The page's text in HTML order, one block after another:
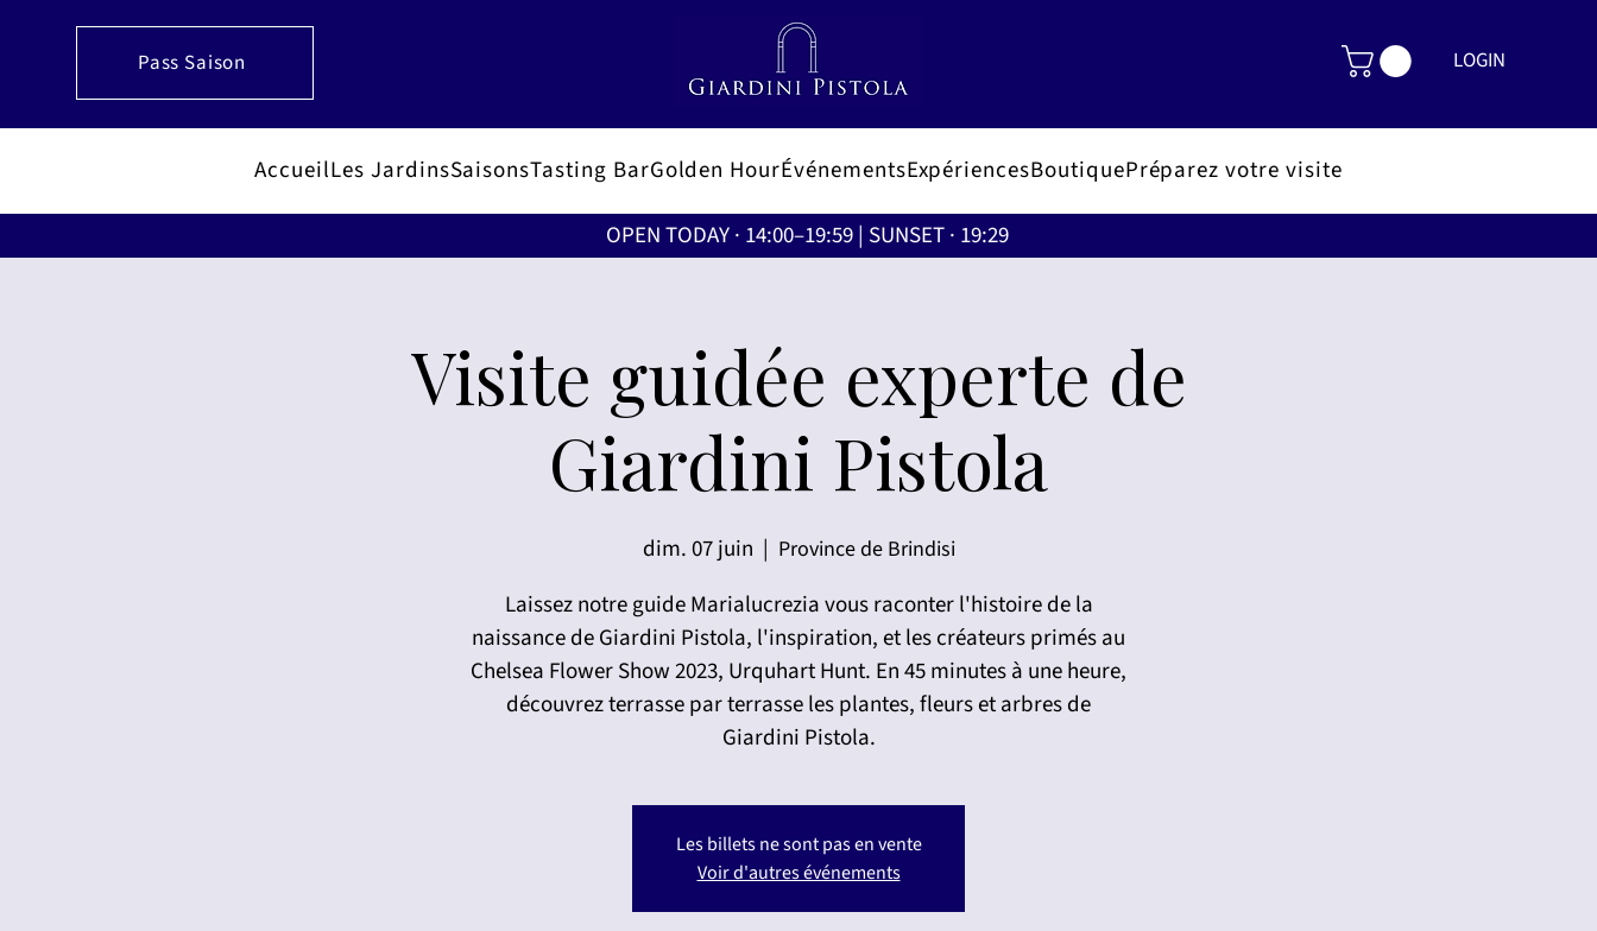
Pass Saison LOGIN
AccueilLes JardinsSaisonsTasting BarGolden HourÉvénementsExpériencesBoutiquePréparez votre visite
OPEN TODAY · 14:00–19:59 | SUNSET · 19:29
Visite guidée experte de
Giardini Pistola
dim. 07 juin
  |
Province de Brindisi
Laissez notre guide Marialucrezia vous raconter l'histoire de la
naissance de Giardini Pistola, l'inspiration, et les créateurs primés au
Chelsea Flower Show 2023, Urquhart Hunt. En 45 minutes à une heure,
découvrez terrasse par terrasse les plantes, fleurs et arbres de
Giardini Pistola.
Les billets ne sont pas en vente
Voir d'autres événements